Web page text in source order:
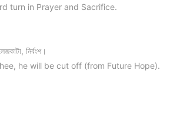
turn in Prayer and Sacrifice.
নির্বংশ।
he will be cut off (from Future Hope).